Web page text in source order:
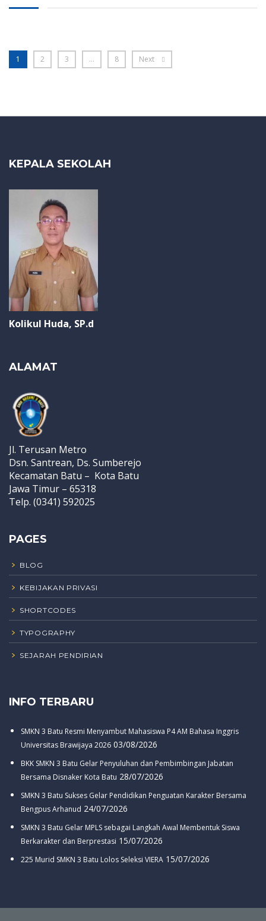
1 2 3 … 8 Next
KEPALA SEKOLAH
Kolikul Huda, SP.d
ALAMAT
Jl. Terusan Metro
Dsn. Santrean, Ds. Sumberejo
Kecamatan Batu – Kota Batu
Jawa Timur – 65318
Telp. (0341) 592025
PAGES
BLOG
KEBIJAKAN PRIVASI
SHORTCODES
TYPOGRAPHY
SEJARAH PENDIRIAN
INFO TERBARU
SMKN 3 Batu Resmi Menyambut Mahasiswa P4 AM Bahasa Inggris
Universitas Brawijaya 2026 03/08/2026
BKK SMKN 3 Batu Gelar Penyuluhan dan Pembimbingan Jabatan
Bersama Disnaker Kota Batu 28/07/2026
SMKN 3 Batu Sukses Gelar Pendidikan Penguatan Karakter Bersama
Bengpus Arhanud 24/07/2026
SMKN 3 Batu Gelar MPLS sebagai Langkah Awal Membentuk Siswa
Berkarakter dan Berprestasi 15/07/2026
225 Murid SMKN 3 Batu Lolos Seleksi VIERA 15/07/2026